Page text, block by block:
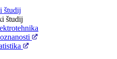
študij
študij